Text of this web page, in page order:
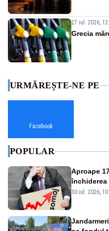
27 iul. 2026,
Grecia
URMĂREȘTE-NE PE
Facebook
POPULAR
Aproape
închiderea
30 iul. 2026,